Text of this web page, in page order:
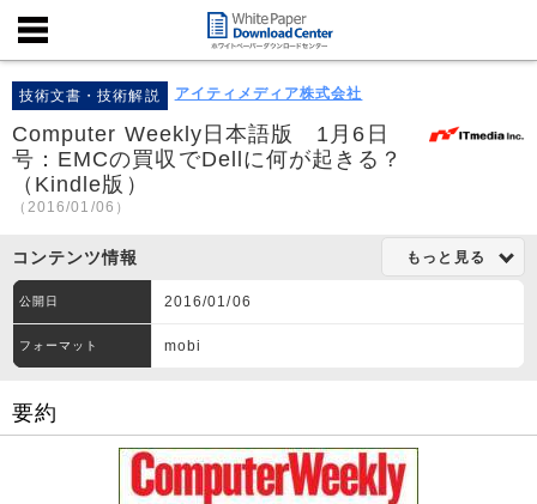
技術文書・技術解説 アイティメディア株式会社
Computer Weekly日本語版 1月6日
号：EMCの買収でDellに何が起きる？
（Kindle版）
（2016/01/06）
コンテンツ情報 もっと見る
公開日 2016/01/06
フォーマット mobi
要約